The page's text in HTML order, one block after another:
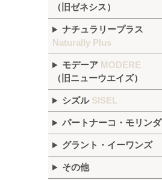
（旧ゼネシス）
ナチュラリープラス
Naturally Plus
モデーア MODERE
（旧ニューウエイズ）
シズル SISEL
パートナーコ・モリンダ
グラント・イーワンズ
その他